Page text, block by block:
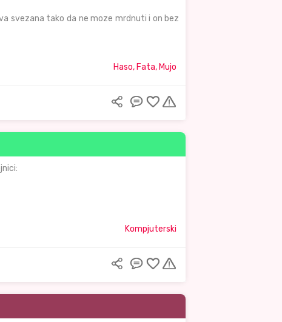
svezana tako da ne moze mrdnuti i on bez
Haso, Fata, Mujo
Kompjuterski